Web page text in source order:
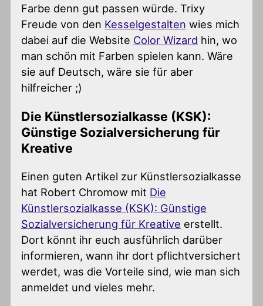
Farbe denn gut passen würde. Trixy
Freude von den Kesselgestalten wies mich
dabei auf die Website Color Wizard hin, wo
man schön mit Farben spielen kann. Wäre
sie auf Deutsch, wäre sie für aber
hilfreicher ;)
Die Künstlersozialkasse (KSK):
Günstige Sozialversicherung für
Kreative
Einen guten Artikel zur Künstlersozialkasse
hat Robert Chromow mit Die
Künstlersozialkasse (KSK): Günstige
Sozialversicherung für Kreative erstellt.
Dort könnt ihr euch ausführlich darüber
informieren, wann ihr dort pflichtversichert
werdet, was die Vorteile sind, wie man sich
anmeldet und vieles mehr.